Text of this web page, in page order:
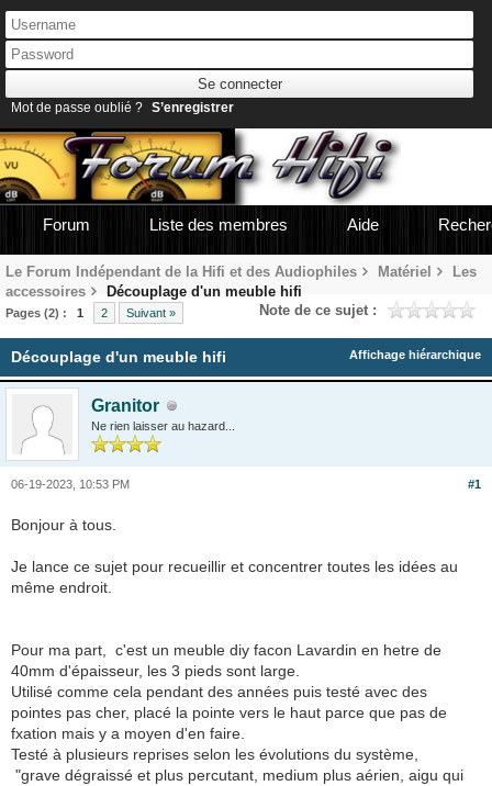
Mot de passe oublié ? S’enregistrer
Forum Liste des membres Aide
Le Forum Indépendant de la Hifi et des Audiophiles Matériel
Les
accessoires
Découplage d'un meuble hifi
Pages (2) : 1 2 Suivant » Note de ce sujet :
Affichage hiérarchique
Découplage d'un meuble hifi
Granitor
Ne rien laisser au hazard...
#1
06-19-2023, 10:53 PM
Bonjour à tous.
Je lance ce sujet pour recueillir et concentrer toutes les idées au
même endroit.
Pour ma part, c'est un meuble diy facon Lavardin en hetre de
40mm d'épaisseur, les 3 pieds sont large.
Utilisé comme cela pendant des années puis testé avec des
pointes pas cher, placé la pointe vers le haut parce que pas de
fxation mais y a moyen d'en faire.
Testé à plusieurs reprises selon les évolutions du système,
"grave dégraissé et plus percutant, medium plus aérien, aigu qui